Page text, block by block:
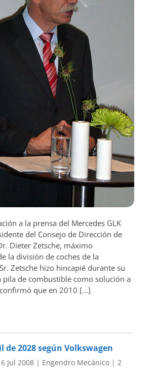
a la prensa del Mercedes GLK
del Consejo de Dirección de
Dieter Zetsche, máximo
la división de coches de la
Zetsche hizo hincapié durante su
pila de combustible como solución a
que en 2010 […]
de 2028 según Volkswagen
Jul 2008| Engendro Mecánico| 2